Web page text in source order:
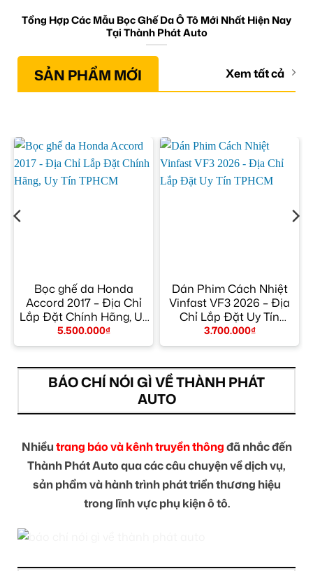
Tổng Hợp Các Mẫu Bọc Ghế Da Ô Tô Mới Nhất Hiện Nay
Tại Thành Phát Auto
SẢN PHẨM MỚI Xem tất cả
Bọc ghế da Honda
Accord 2017 – Địa Chỉ
Lắp Đặt Chính Hãng, Uy
Tín TPHCM
5.500.000₫
Dán Phim Cách Nhiệt
Vinfast VF3 2026 – Địa
Chỉ Lắp Đặt Uy Tín
TPHCM
3.700.000₫
BÁO CHÍ NÓI GÌ VỀ THÀNH PHÁT
AUTO
Nhiềutrang báo và kênh truyền thôngđã nhắc đến
Thành Phát Auto qua các câu chuyện về dịch vụ,
sản phẩm và hành trình phát triển thương hiệu
trong lĩnh vực phụ kiện ô tô.